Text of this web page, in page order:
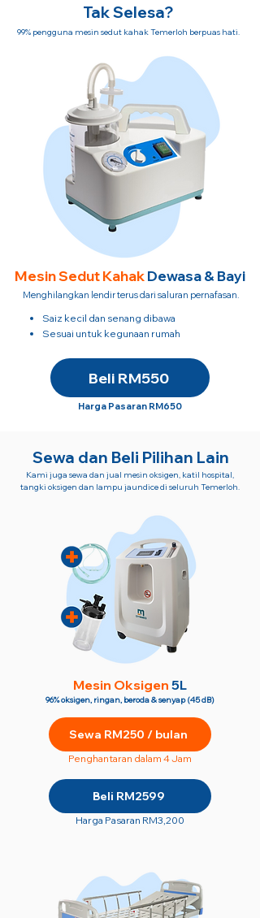
Tak Selesa?
99% pengguna mesin sedut kahak Temerloh berpuas hati.
Mesin SedutKahakDewasa & Bayi
Menghilangkan lendir terus dari saluran pernafasan.
Saiz kecil dan senang dibawa
​Sesuai untuk kegunaan rumah
Beli RM550
Harga Pasaran RM650
Sewa dan Beli Pilihan Lain
Kami juga sewa dan jual mesin oksigen, katil hospital,
tangki oksigen dan lampu jaundice di seluruh Temerloh.
Mesin Oksigen 5L
96% oksigen, ringan, beroda & senyap (45 dB)
Sewa RM250 / bulan
Penghantaran dalam 4 Jam
Beli RM2599
Harga Pasaran RM3,200